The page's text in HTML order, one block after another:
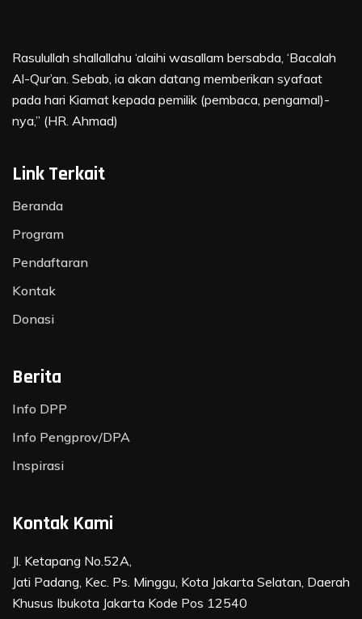
Rasulullah shallallahu ‘alaihi wasallam bersabda, ‘Bacalah
Al-Qur’an. Sebab, ia akan datang memberikan syafaat
pada hari Kiamat kepada pemilik (pembaca, pengamal)-
nya,” (HR. Ahmad)
Link Terkait
Beranda
Program
Pendaftaran
Kontak
Donasi
Berita
Info DPP
Info Pengprov/DPA
Inspirasi
Kontak Kami
Jl. Ketapang No.52A,
Jati Padang, Kec. Ps. Minggu, Kota Jakarta Selatan, Daerah
Khusus Ibukota Jakarta Kode Pos 12540